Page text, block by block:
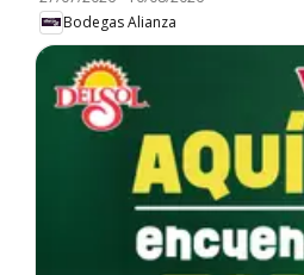
Bodegas Alianza